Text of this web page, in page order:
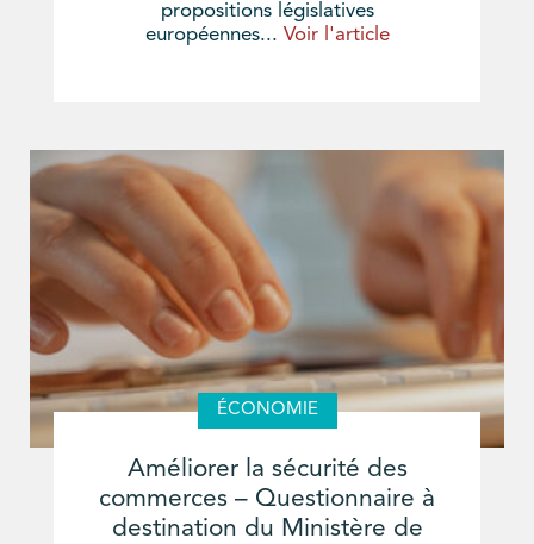
propositions législatives
européennes... Voir l'article
ÉCONOMIE
Améliorer la sécurité des
commerces – Questionnaire à
destination du Ministère de